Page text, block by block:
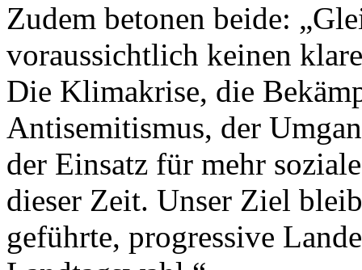
Zudem betonen beide:
voraussichtlich keinen
Die Klimakrise, die
Antisemitismus, der
der Einsatz für mehr
dieser Zeit. Unser Ziel
geführte, progressive